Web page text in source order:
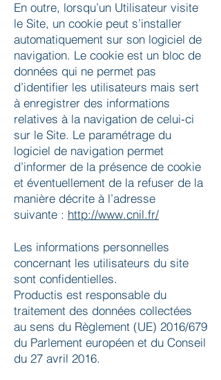
En outre, lorsqu’un Utilisateur visite
le Site, un cookie peut s’installer
automatiquement sur son logiciel de
navigation. Le cookie est un bloc de
données qui ne permet pas
d’identifier les utilisateurs mais sert
à enregistrer des informations
relatives à la navigation de celui-ci
sur le Site. Le paramétrage du
logiciel de navigation permet
d’informer de la présence de cookie
et éventuellement de la refuser de la
manière décrite à l’adresse
suivante : http://www.cnil.fr/
Les informations personnelles
concernant les utilisateurs du site
sont confidentielles.
Productis est responsable du
traitement des données collectées
au sens du Règlement (UE) 2016/679
du Parlement européen et du Conseil
du 27 avril 2016.